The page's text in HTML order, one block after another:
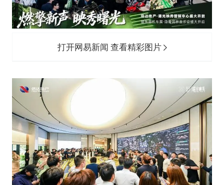
打开网易新闻 查看精彩图片